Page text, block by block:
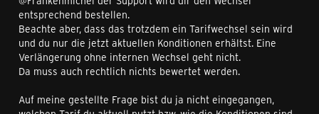
entsprechend bestellen.
Beachte aber, dass das trotzdem ein Tarifwechsel sein wird
und du nur die jetzt aktuellen Konditionen erhältst. Eine
Verlängerung ohne internen Wechsel geht nicht.
Da muss auch rechtlich nichts bewertet werden.
Auf meine gestellte Frage bist du ja nicht eingegangen,